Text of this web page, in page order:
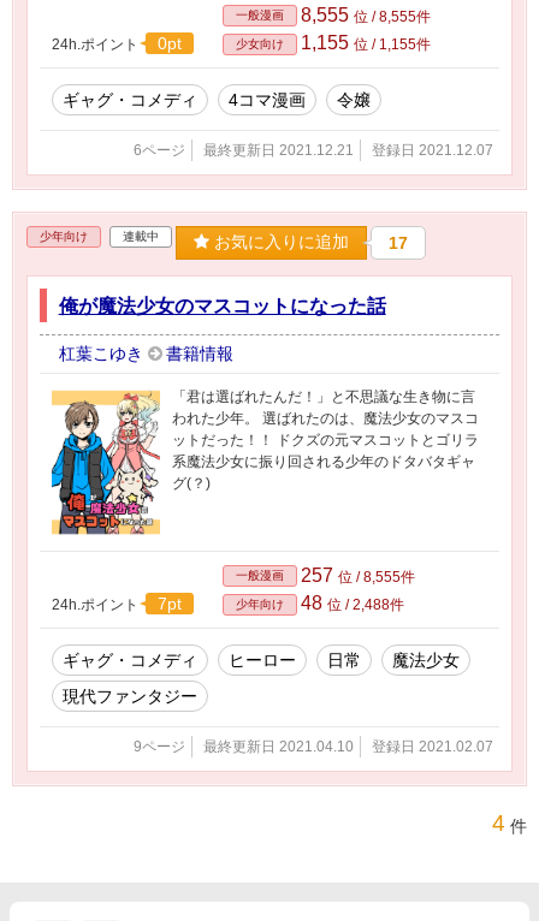
24h.ポイント 0pt
一般漫画 8,555 位 / 8,555件
少女向け 1,155 位 / 1,155件
ギャグ・コメディ 4コマ漫画 令嬢
6ページ 最終更新日 2021.12.21 登録日 2021.12.07
少年向け 連載中 お気に入りに追加 17
俺が魔法少女のマスコットになった話
杠葉こゆき 書籍情報
「君は選ばれたんだ！」と不思議な生き物に言
われた少年。 選ばれたのは、魔法少女のマスコ
ットだった！！ ドクズの元マスコットとゴリラ
系魔法少女に振り回される少年のドタバタギャ
グ(？)
24h.ポイント 7pt
一般漫画 257 位 / 8,555件
少年向け 48 位 / 2,488件
ギャグ・コメディ ヒーロー 日常
魔法少女
現代ファンタジー
9ページ 最終更新日 2021.04.10 登録日 2021.02.07
4 件